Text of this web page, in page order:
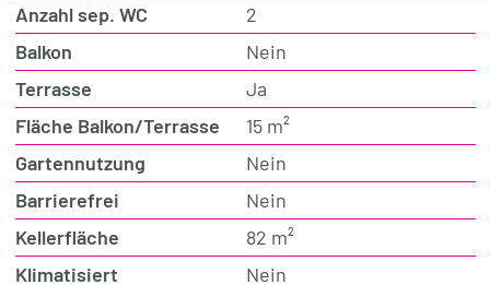
Anzahl sep. WC
2
Balkon
Nein
Terrasse
Ja
Fläche Balkon/Terrasse
15 m²
Gartennutzung
Nein
Barrierefrei
Nein
Kellerfläche
82 m²
Klimatisiert
Nein